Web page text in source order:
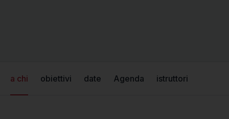
a chi obiettivi date Agenda istruttori